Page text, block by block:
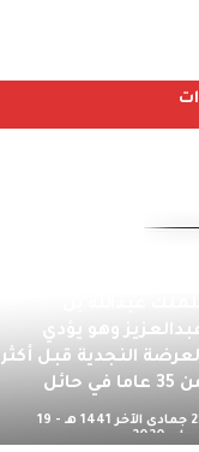
وهو يؤدي
النجدية قبل أكثر
في حائل
25 جمادى الآخر 1441 هـ - 19
فبراير 2020 م